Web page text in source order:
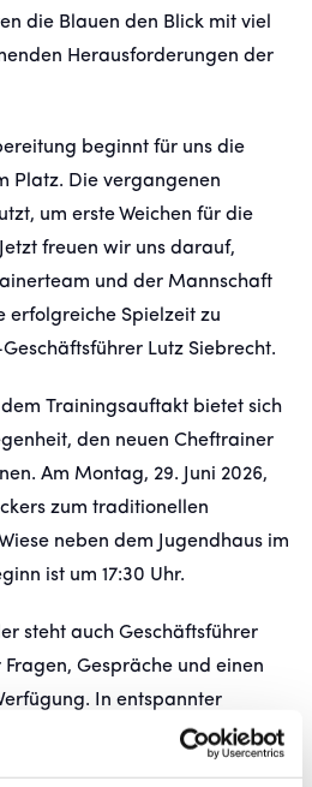
die Blauen den Blick mit viel
Herausforderungen der
beginnt für uns die
Platz. Die vergangenen
um erste Weichen für die
freuen wir uns darauf,
und der Mannschaft
erfolgreiche Spielzeit zu
Lutz Siebrecht.
Trainingsauftakt bietet sich
den neuen Cheftrainer
Am Montag, 29. Juni 2026,
zum traditionellen
neben dem Jugendhaus im
ist um 17:30 Uhr.
steht auch Geschäftsführer
Gespräche und einen
In entspannter
Anhänger die Verantwortlichen